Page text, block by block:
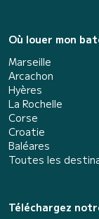
Où louer mon
Marseille
Arcachon
Hyères
La Rochelle
Corse
Croatie
Baléares
Toutes les
Téléchargez